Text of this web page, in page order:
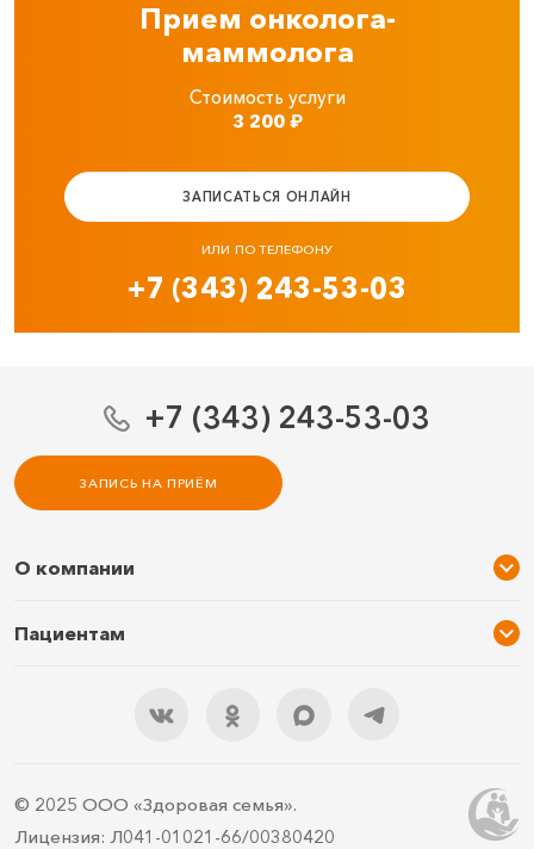
Прием онколога-
маммолога
Стоимость услуги
3 200₽
ЗАПИСАТЬСЯ ОНЛАЙН
ИЛИ ПО ТЕЛЕФОНУ
+7 (343) 243-53-03
+7 (343) 243-53-03
ЗАПИСЬ НА ПРИЁМ
О компании
Услуги и цены
Контакты
Пациентам
Подарочный сертификат
Правила подготовки
ДМС
© 2025 ООО «Здоровая семья».
Лицензия: Л041-01021-66/00380420